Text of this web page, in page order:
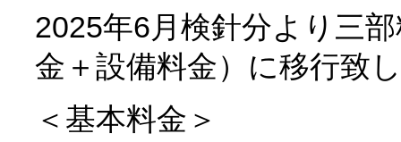
2025年6月検針分より三
金＋設備料金）に移行致
＜基本料金＞